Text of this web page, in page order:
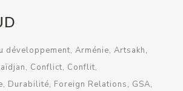
développement Arménie Artsakh
Conflict Conflit
Durabilité Foreign Relations
GSA